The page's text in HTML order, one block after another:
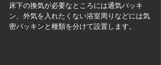
床下の換気が必要なところには通気パッキ
ン、外気を入れたくない浴室周りなどには気
密パッキンと種類を分けて設置します。